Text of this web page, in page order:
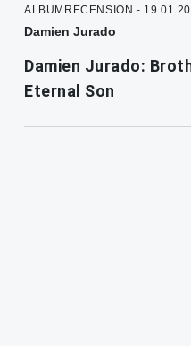
ALBUMRECENSION -
Damien Jurado
Damien Jurado:
Eternal Son